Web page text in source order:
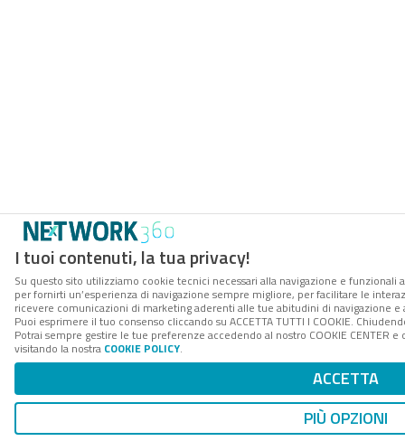
I tuoi contenuti, la tua privacy!
Su questo sito utilizziamo cookie tecnici necessari alla navigazione e funzionali
per fornirti un’esperienza di navigazione sempre migliore, per facilitare le
ricevere comunicazioni di marketing aderenti alle tue abitudini di navigazione e
Puoi esprimere il tuo consenso cliccando su ACCETTA TUTTI I COOKIE.
Potrai sempre gestire le tue preferenze accedendo al nostro COOKIE
visitando la nostra COOKIE POLICY.
ACCETTA
PIÙ OPZIONI